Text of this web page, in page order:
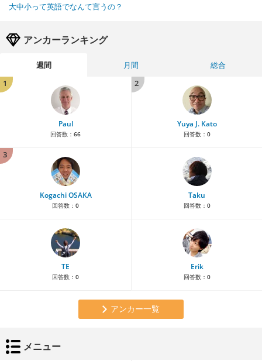
大中小って英語でなんて言うの？
アンカーランキング
週間 月間
総合
1
Paul
回答数： 66
2
Yuya J. Kato
回答数： 0
3
Kogachi OSAKA
回答数： 0
Taku
回答数： 0
TE
回答数： 0
Erik
回答数： 0
アンカー一覧
メニュー